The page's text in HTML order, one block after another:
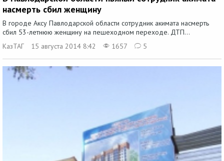
насмерть сбил женщину
В городе Аксу Павлодарской области сотрудник акимата насмерть
сбил 53-летнюю женщину на пешеходном переходе. ДТП...
КазТАГ
15 августа 2014 8:42 1657 5